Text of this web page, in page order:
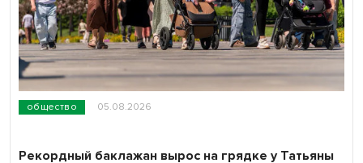
общество 05.08.2026
Рекордный баклажан вырос на грядке у Татьяны